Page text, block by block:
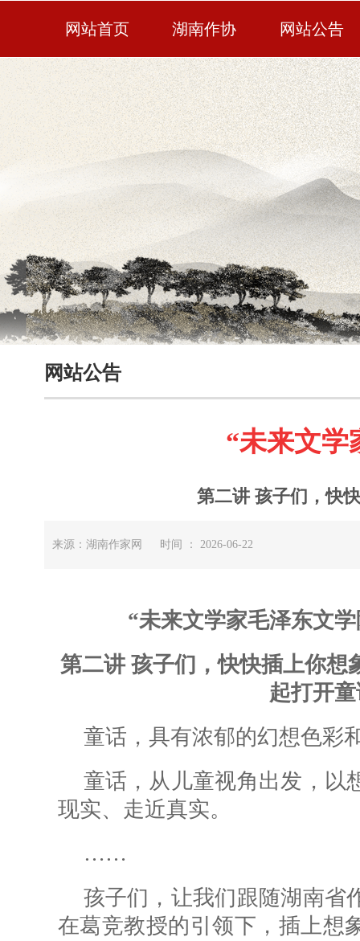
网站首页 湖南作协 网站公告
网站公告
“未来文学
第二讲 孩子们，快
来源：湖南作家网 时间 ： 2026-06-22
“未来文学家毛泽东文
第二讲 孩子们，快快插上你想
起打开
童话，具有浓郁的幻想色彩
童话，从儿童视角出发，以
现实、走近真实。
……
孩子们，让我们跟随湖南省
在葛竞教授的引领下，插上想